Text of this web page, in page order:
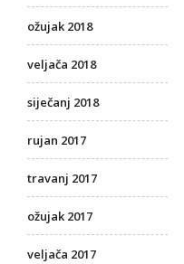
ožujak 2018
veljača 2018
siječanj 2018
rujan 2017
travanj 2017
ožujak 2017
veljača 2017